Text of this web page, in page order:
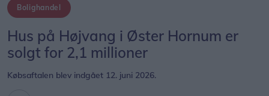
Bolighandel
Hus på Højvang i Øster Hornum er
solgt for 2,1 millioner
Købsaftalen blev indgået 12. juni 2026.